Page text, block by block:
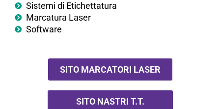
Sistemi di Etichettatura
Marcatura Laser
Software
SITO MARCATORI LASER
SITO NASTRI T.T.